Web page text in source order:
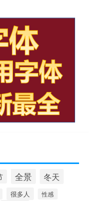
全景 冬天
很多人 性感